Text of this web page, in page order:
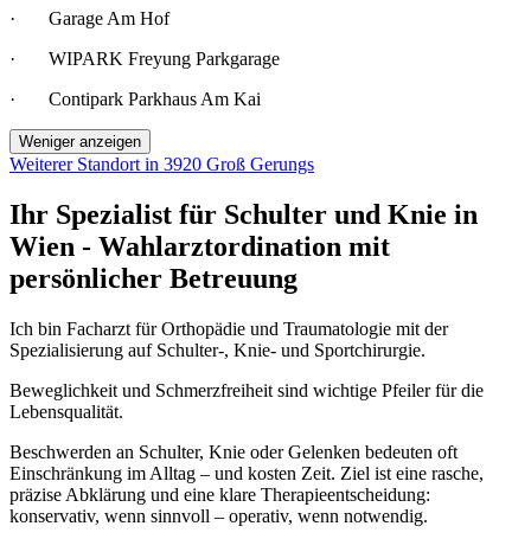
· Garage Am Hof
· WIPARK Freyung Parkgarage
· Contipark Parkhaus Am Kai
Weniger anzeigen
Weiterer Standort in 3920 Groß Gerungs
Ihr Spezialist für Schulter und Knie in
Wien - Wahlarztordination mit
persönlicher Betreuung
Ich bin Facharzt für Orthopädie und Traumatologie mit der
Spezialisierung auf Schulter-, Knie- und Sportchirurgie.
Beweglichkeit und Schmerzfreiheit sind wichtige Pfeiler für die
Lebensqualität.
Beschwerden an Schulter, Knie oder Gelenken bedeuten oft
Einschränkung im Alltag – und kosten Zeit. Ziel ist eine rasche,
präzise Abklärung und eine klare Therapieentscheidung:
konservativ, wenn sinnvoll – operativ, wenn notwendig.